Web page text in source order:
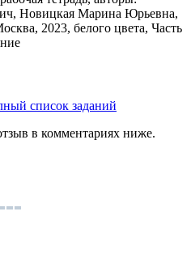
список заданий
в комментариях ниже.